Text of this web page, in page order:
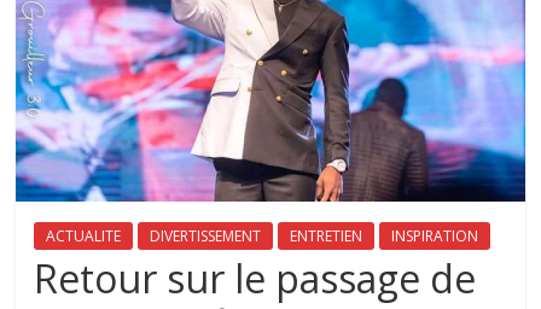
ACTUALITE DIVERTISSEMENT ENTRETIEN INSPIRATION
Retour sur le passage de